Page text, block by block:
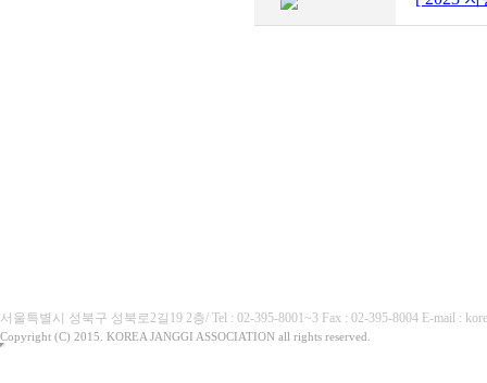
서울특별시 성북구 성북로2길19 2층/ Tel : 02-395-8001~3 Fax : 02-395-8004 E-mail :
Copyright (C) 2015. KOREA JANGGI ASSOCIATION all rights reserved.